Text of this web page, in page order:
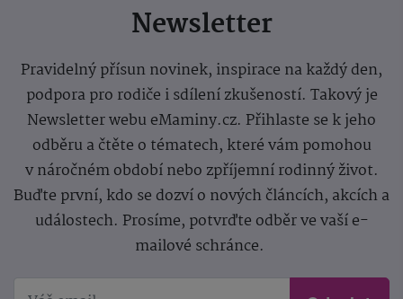
Newsletter
Pravidelný přísun novinek, inspirace na každý den,
podpora pro rodiče i sdílení zkušeností. Takový je
Newsletter webu eMaminy.cz. Přihlaste se k jeho
odběru a čtěte o tématech, které vám pomohou
v náročném období nebo zpříjemní rodinný život.
Buďte první, kdo se dozví o nových článcích, akcích a
událostech. Prosíme, potvrďte odběr ve vaší e-
mailové schránce.